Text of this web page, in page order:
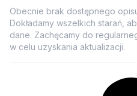
Obecnie brak dostępnego
Dokładamy wszelkich starań,
dane. Zachęcamy do
w celu uzyskania aktualizacji.